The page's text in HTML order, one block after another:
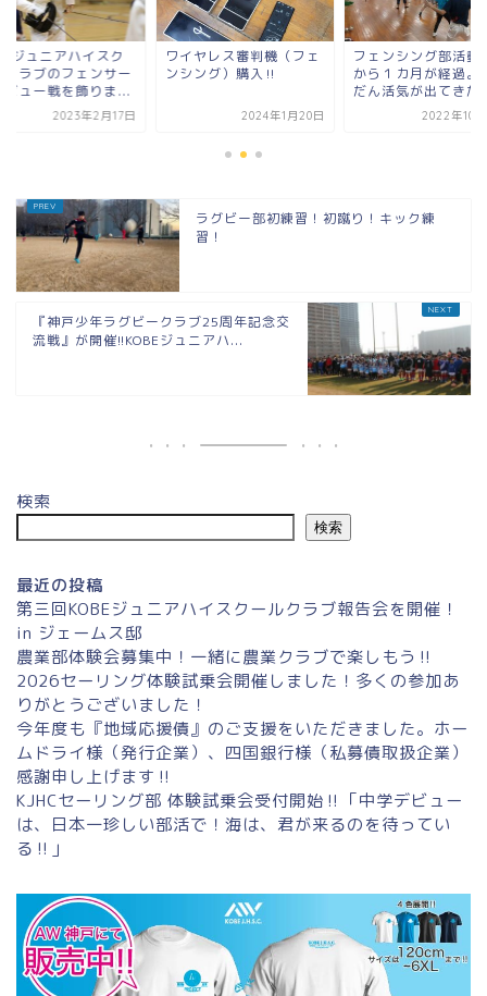
ジュニアハイスク
クラブのフェンサー
ビュー戦を飾りま...
2023年2月17日
ワイヤレス審判機（フェ
ンシング）購入‼
2024年1月20日
フェンシング部活動
から１カ月が経過。
だん活気が出てき
2022年10
ラグビー部初練習！初蹴り！キック練
習！
『神戸少年ラグビークラブ25周年記念交
流戦』が開催!!KOBEジュニアハ...
検索
検索
最近の投稿
第三回KOBEジュニアハイスクールクラブ報告会を開催！
in ジェームス邸
農業部体験会募集中！一緒に農業クラブで楽しもう‼
2026セーリング体験試乗会開催しました！多くの参加あ
りがとうございました！
今年度も『地域応援債』のご支援をいただきました。ホー
ムドライ様（発行企業）、四国銀行様（私募債取扱企業）
感謝申し上げます‼
KJHCセーリング部 体験試乗会受付開始‼「中学デビュー
は、日本一珍しい部活で！海は、君が来るのを待ってい
る‼」